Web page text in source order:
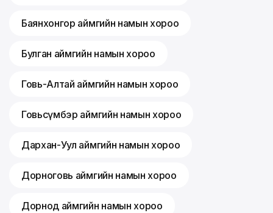
Баянхонгор аймгийн намын хороо
Булган аймгийн намын хороо
Говь-Алтай аймгийн намын хороо
Говьсүмбэр аймгийн намын хороо
Дархан-Уул аймгийн намын хороо
Дорноговь аймгийн намын хороо
Дорнод аймгийн намын хороо